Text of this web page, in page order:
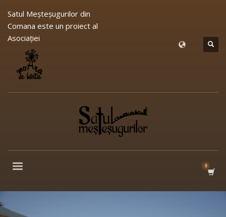
Satul Meşteşugurilor din
Comana este un proiect al
Asociației